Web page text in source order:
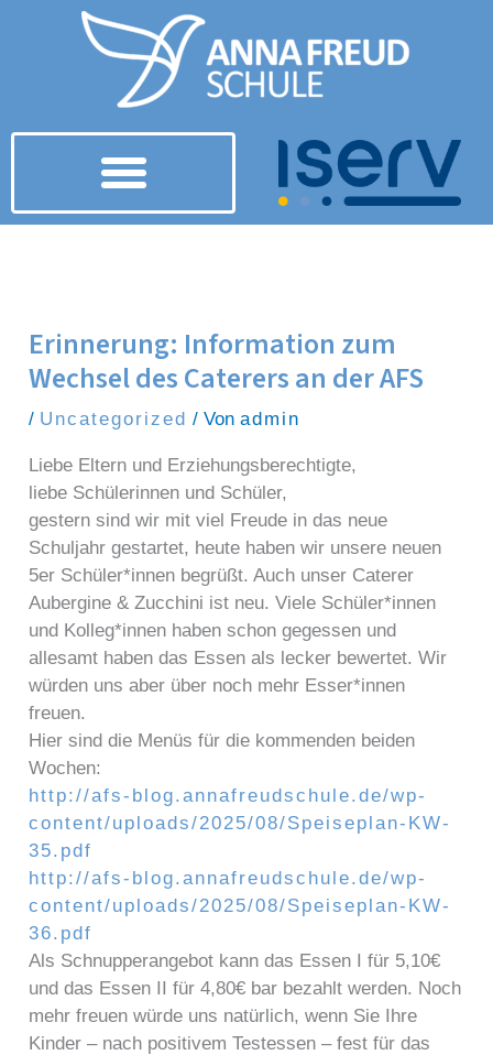
Erinnerung: Information zum
Wechsel des Caterers an der AFS
/ Uncategorized / Vonadmin
Liebe Eltern und Erziehungsberechtigte,
liebe Schülerinnen und Schüler,
gestern sind wir mit viel Freude in das neue
Schuljahr gestartet, heute haben wir unsere neuen
5er Schüler*innen begrüßt. Auch unser Caterer
Aubergine & Zucchini ist neu. Viele Schüler*innen
und Kolleg*innen haben schon gegessen und
allesamt haben das Essen als lecker bewertet. Wir
würden uns aber über noch mehr Esser*innen
freuen.
Hier sind die Menüs für die kommenden beiden
Wochen:
http://afs-blog.annafreudschule.de/wp-
content/uploads/2025/08/Speiseplan-KW-
35.pdf
http://afs-blog.annafreudschule.de/wp-
content/uploads/2025/08/Speiseplan-KW-
36.pdf
Als Schnupperangebot kann das Essen I für 5,10€
und das Essen II für 4,80€ bar bezahlt werden. Noch
mehr freuen würde uns natürlich, wenn Sie Ihre
Kinder – nach positivem Testessen – fest für das